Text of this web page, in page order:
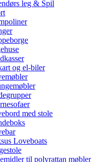
leg & Spil
og el-biler
med stole
Loveboats
til polyrattan møbler